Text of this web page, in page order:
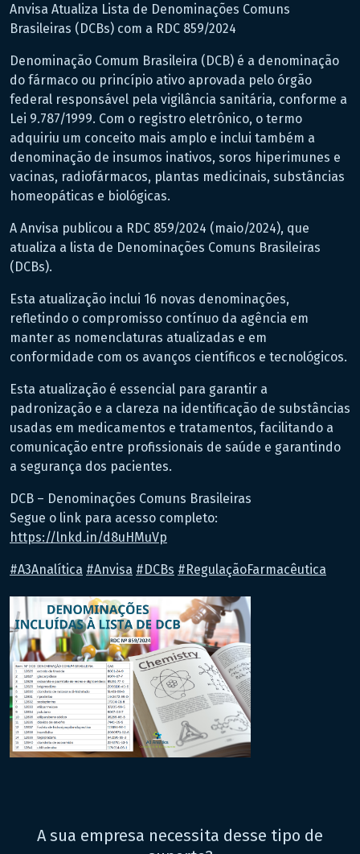
Anvisa Atualiza Lista de Denominações Comuns
Brasileiras (DCBs) com a RDC 859/2024
Denominação Comum Brasileira (DCB) é a denominação
do fármaco ou princípio ativo aprovada pelo órgão
federal responsável pela vigilância sanitária, conforme a
Lei 9.787/1999. Com o registro eletrônico, o termo
adquiriu um conceito mais amplo e inclui também a
denominação de insumos inativos, soros hiperimunes e
vacinas, radiofármacos, plantas medicinais, substâncias
homeopáticas e biológicas.
A Anvisa publicou a RDC 859/2024 (maio/2024), que
atualiza a lista de Denominações Comuns Brasileiras
(DCBs).
Esta atualização inclui 16 novas denominações,
refletindo o compromisso contínuo da agência em
manter as nomenclaturas atualizadas e em
conformidade com os avanços científicos e tecnológicos.
Esta atualização é essencial para garantir a
padronização e a clareza na identificação de substâncias
usadas em medicamentos e tratamentos, facilitando a
comunicação entre profissionais de saúde e garantindo
a segurança dos pacientes.
DCB – Denominações Comuns Brasileiras
Segue o link para acesso completo:
https://lnkd.in/d8uHMuVp
hashtag
#A3Analítica hashtag
#Anvisa hashtag
#DCBs hashtag
#RegulaçãoFarmacêutica
A sua empresa necessita desse tipo de